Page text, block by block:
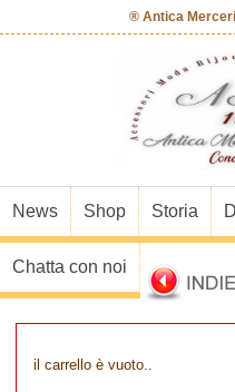
® Antica
News Shop Storia
Chatta con noi
il carrello è vuoto..